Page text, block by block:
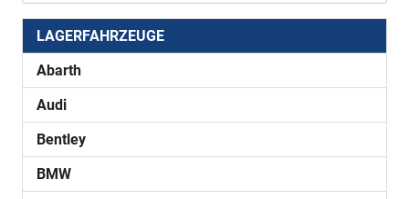
LAGERFAHRZEUGE
Abarth
Audi
Bentley
BMW